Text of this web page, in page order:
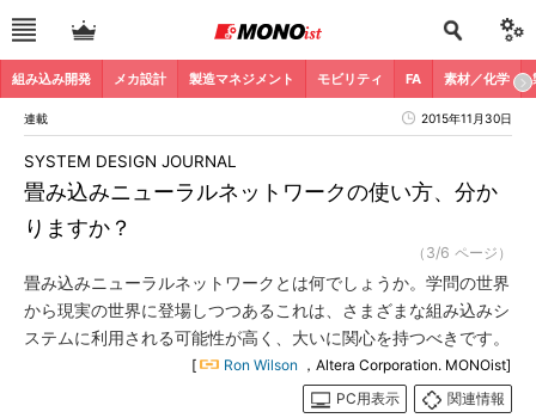
組み込み開発 メカ設計 製造マネジメント モビリティ FA 素材／化学
連載 2015年11月30日
畳み込みニューラルネットワークの使い方、分か
りますか？
SYSTEM DESIGN JOURNAL
（3/6 ページ）
畳み込みニューラルネットワークとは何でしょうか。学問の世界
から現実の世界に登場しつつあるこれは、さまざまな組み込みシ
ステムに利用される可能性が高く、大いに関心を持つべきです。
[ Ron Wilson ，Altera Corporation. MONOist]
PC用表示
関連情報